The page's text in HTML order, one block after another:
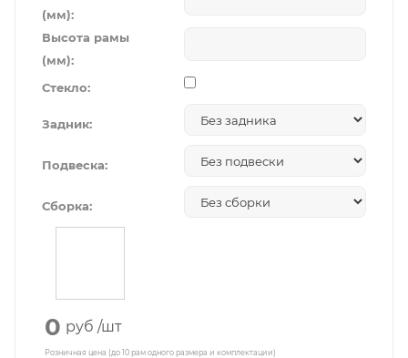
(мм):
Высота рамы
(мм):
Стекло:
Задник:
Подвеска:
Сборка:
0 руб /шт
Розничная цена (до 10 рам одного размера и комплектации)